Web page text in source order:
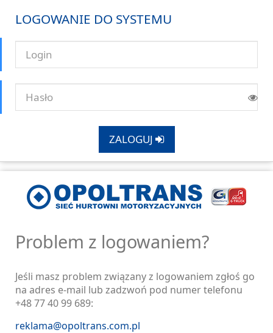
LOGOWANIE DO SYSTEMU
ZALOGUJ
Problem z logowaniem?
Jeśli masz problem związany z logowaniem zgłoś go
na adres e-mail lub zadzwoń pod numer telefonu
+48 77 40 99 689:
reklama@opoltrans.com.pl